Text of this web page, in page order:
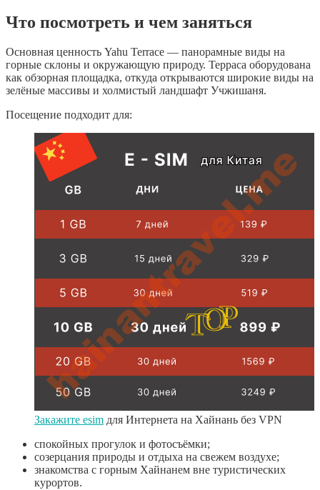
Что посмотреть и чем заняться
Основная ценность Yahu Terrace — панорамные виды на
горные склоны и окружающую природу. Терраса оборудована
как обзорная площадка, откуда открываются широкие виды на
зелёные массивы и холмистый ландшафт Учжишаня.
Посещение подходит для:
Закажите esim для Интернета на Хайнань без VPN
спокойных прогулок и фотосъёмки;
созерцания природы и отдыха на свежем воздухе;
знакомства с горным Хайнанем вне туристических
курортов.